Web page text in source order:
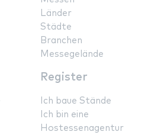
Länder
Städte
Branchen
Messegelände
Register
Ich baue Stände
Ich bin eine
Hostessenagentur